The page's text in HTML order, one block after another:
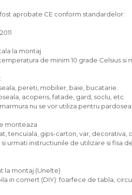
aprobate CE conform standardelor:
la montaj
de minim 10 grade Celsius si
pereti, mobilier, baie, bucatarie.
acoperis, fatade, gard, soclu, etc.
nu se vor utiliza pentru
monteaza
tencuiala, gips-carton, var, decorativa,
si urmati instructiunile de utilizare si
la montaj (Unelte)
in comert (DIY): foarfece de tabla,